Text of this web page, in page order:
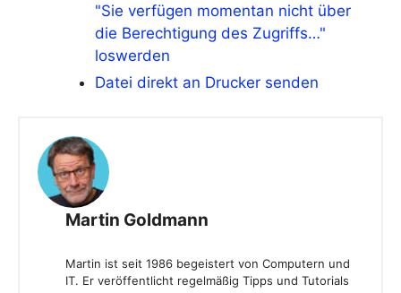
"Sie verfügen momentan nicht über
die Berechtigung des Zugriffs…"
loswerden
Datei direkt an Drucker senden
Martin Goldmann
Martin ist seit 1986 begeistert von Computern und
IT. Er veröffentlicht regelmäßig Tipps und Tutorials